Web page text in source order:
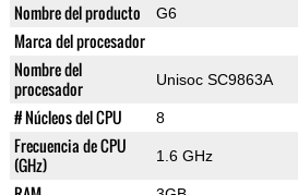
Nombre del producto G6
Marca del procesador
Nombre del
procesador
Unisoc SC9863A
# Núcleos del CPU 8
Frecuencia de CPU
(GHz)
1.6 GHz